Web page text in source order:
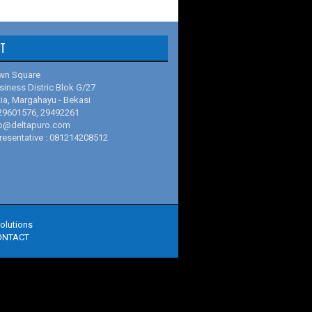
Resin Dowex
Square
Distric Blok G/27
Margahayu - Bekasi
29492261
: 081214208512